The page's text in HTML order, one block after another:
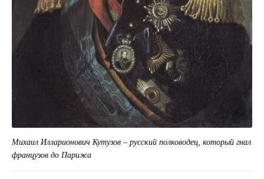
Михаил Илларионович Кутузов – русский полководец, который гнал
французов до Парижа